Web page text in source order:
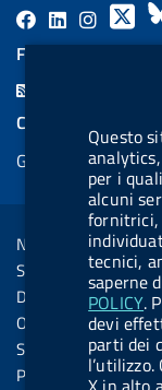
Questo
per i
alcuni
fornitrici,
tecnici,
saperne
POLICY.
devi
parti dei
F
a
L
i
a
l
.
b
u
t
t
o
n
.
X
FEED RSS
COOKIES
Gestione cookie
Sezione
Note legali
Social Media Policy
Dichiarazione di
Obiettivi di
Statistiche sito
Privacy